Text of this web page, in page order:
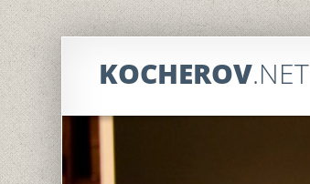
KOCHEROV.NET